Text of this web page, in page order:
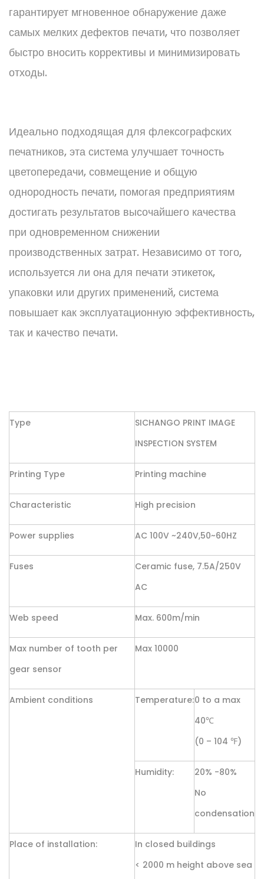
гарантирует мгновенное обнаружение даже
самых мелких дефектов печати, что позволяет
быстро вносить коррективы и минимизировать
отходы.
Идеально подходящая для флексографских
печатников, эта система улучшает точность
цветопередачи, совмещение и общую
однородность печати, помогая предприятиям
достигать результатов высочайшего качества
при одновременном снижении
производственных затрат. Независимо от того,
используется ли она для печати этикеток,
упаковки или других применений, система
повышает как эксплуатационную эффективность,
так и качество печати.
Type
SICHANGO PRINT IMAGE
INSPECTION SYSTEM
Printing Type Printing machine
Characteristic High precision
Power supplies AC 100V ~240V,50~60HZ
Fuses
Ceramic fuse, 7.5A/250V
AC
Web speed Max. 600m/min
Max number of tooth per
gear sensor
Max 10000
Ambient conditions Temperature:0 to a max
40℃
(0 – 104 ℉)
Humidity:
20% -80%
No
condensation
Place of installation:
In closed buildings
< 2000 m height above sea